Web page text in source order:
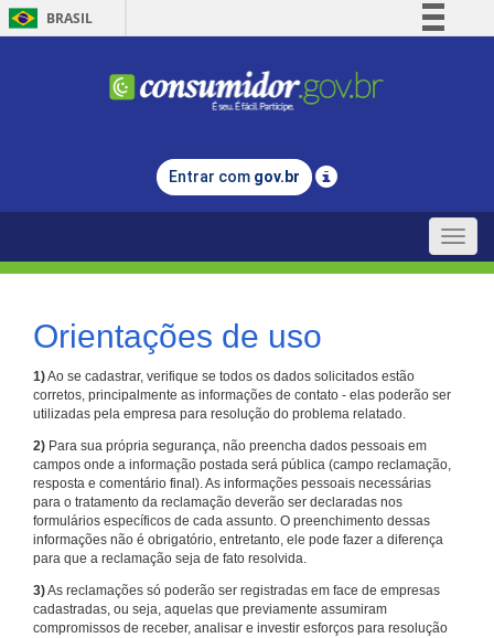
BRASIL
Comunica BR
Legislação
Entrar com gov.br
Toggle
Orientações de uso
1)Ao se cadastrar, verifique se todos os dados solicitados estão
corretos, principalmente as informações de contato - elas poderão ser
utilizadas pela empresa para resolução do problema relatado.
2) Para sua própria segurança, não preencha dados pessoais em
campos onde a informação postada será pública (campo reclamação,
resposta e comentário final). As informações pessoais necessárias
para o tratamento da reclamação deverão ser declaradas nos
formulários específicos de cada assunto. O preenchimento dessas
informações não é obrigatório, entretanto, ele pode fazer a diferença
para que a reclamação seja de fato resolvida.
3)As reclamações só poderão ser registradas em face de empresas
cadastradas, ou seja, aquelas que previamente assumiram
compromissos de receber, analisar e investir esforços para resolução